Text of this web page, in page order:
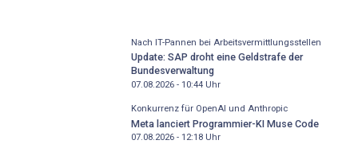
Nach IT-Pannen bei Arbeitsvermittlungsstellen
Update: SAP droht eine Geldstrafe der
Bundesverwaltung
07.08.2026 - 10:44Uhr
Konkurrenz für OpenAI und Anthropic
Meta lanciert Programmier-KI Muse Code
07.08.2026 - 12:18Uhr